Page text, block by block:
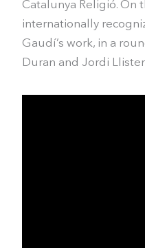
Catalunya Religió. On
internationally
Gaudí’s work, in a
Duran and Jordi